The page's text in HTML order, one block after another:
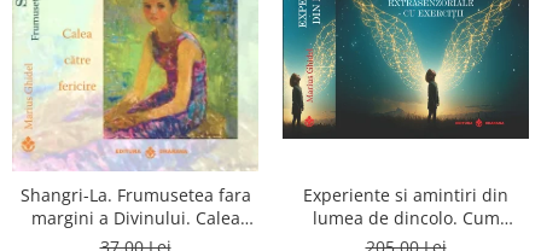
Shangri-La. Frumusetea fara
margini a Divinului. Calea
catre fericire
Experiente si amintiri din
lumea de dincolo. Cum
obtinem puteri